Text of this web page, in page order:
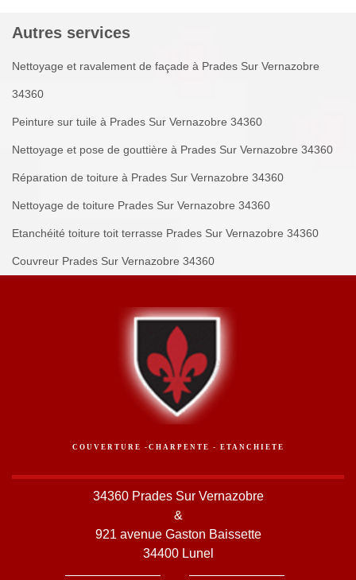
Autres services
Nettoyage et ravalement de façade à Prades Sur Vernazobre
34360
Peinture sur tuile à Prades Sur Vernazobre 34360
Nettoyage et pose de gouttière à Prades Sur Vernazobre 34360
Réparation de toiture à Prades Sur Vernazobre 34360
Nettoyage de toiture Prades Sur Vernazobre 34360
Etanchéité toiture toit terrasse Prades Sur Vernazobre 34360
Couvreur Prades Sur Vernazobre 34360
COUVERTURE -CHARPENTE - ETANCHIETE
34360 Prades Sur Vernazobre
&
921 avenue Gaston Baissette
34400 Lunel